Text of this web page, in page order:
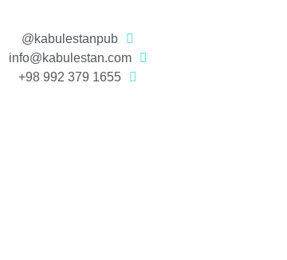
kabulestanpub@
info@kabulestan.com
1655 379 992 98+